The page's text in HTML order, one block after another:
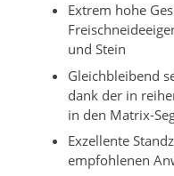
Extrem hohe
und Stein
Gleichbleibend
dank der in
in den Matrix-
Exzellente
empfohlenen